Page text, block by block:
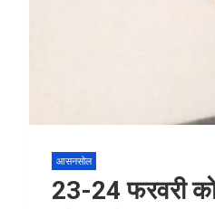
आसनसोल
23-24 फरवरी को